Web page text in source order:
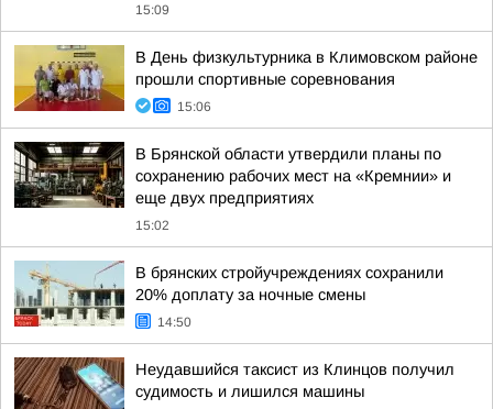
15:09
В День физкультурника в Климовском районе
прошли спортивные соревнования
15:06
В Брянской области утвердили планы по
сохранению рабочих мест на «Кремнии» и
еще двух предприятиях
15:02
В брянских стройучреждениях сохранили
20% доплату за ночные смены
14:50
Неудавшийся таксист из Клинцов получил
судимость и лишился машины